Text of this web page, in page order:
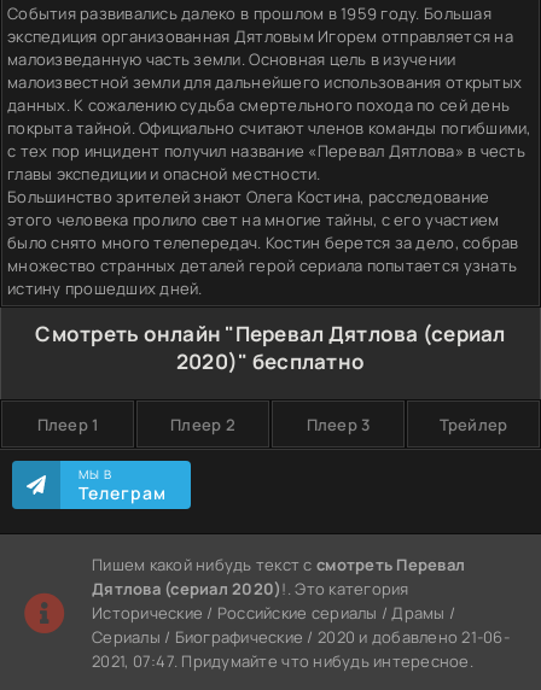
События развивались далеко в прошлом в 1959 году. Большая
экспедиция организованная Дятловым Игорем отправляется на
малоизведанную часть земли. Основная цель в изучении
малоизвестной земли для дальнейшего использования открытых
данных. К сожалению судьба смертельного похода по сей день
покрыта тайной. Официально считают членов команды погибшими,
с тех пор инцидент получил название «Перевал Дятлова» в честь
главы экспедиции и опасной местности.
Большинство зрителей знают Олега Костина, расследование
этого человека пролило свет на многие тайны, с его участием
было снято много телепередач. Костин берется за дело, собрав
множество странных деталей герой сериала попытается узнать
истину прошедших дней.
Смотреть онлайн "Перевал Дятлова (сериал
2020)" бесплатно
Плеер 1 Плеер 2 Плеер 3 Трейлер
МЫ В
Телеграм
Пишем какой нибудь текст ссмотреть Перевал
Дятлова (сериал 2020)!. Это категория
Исторические / Российские сериалы / Драмы /
Сериалы / Биографические / 2020 и добавлено 21-06-
2021, 07:47. Придумайте что нибудь интересное.